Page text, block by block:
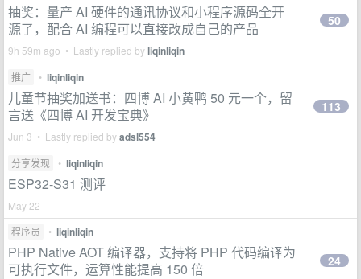
抽奖：量产 AI 硬件的通讯协议和小程序源码全开
源了，配合 AI 编程可以直接改成自己的产品
9h 59m ago • Lastly replied byliqinliqin
50
推广 • liqinliqin
儿童节抽奖加送书：四博 AI 小黄鸭 50 元一个，留
言送《四博 AI 开发宝典》
Jun 3 • Lastly replied byadsl554
113
分享发现 • liqinliqin
ESP32-S31 测评
May 22
程序员
• liqinliqin
PHP Native AOT 编译器，支持将 PHP 代码编译为
可执行文件，运算性能提高 150 倍
24